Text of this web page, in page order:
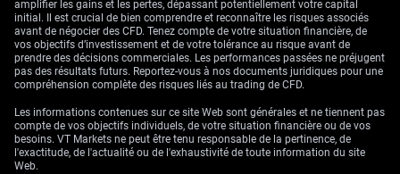
Au vu de ces perspectives, nous nous positionnons en faveur d’une
hausse des taux et d’une volatilité accrue de la roupie. Les contrats de
taux à terme (FRA) intègrent déjà au moins une hausse de 25 points de
base lors de la prochaine réunion de Bank Indonesia. Dans ce contexte,
recourir à des options pour miser sur un raffermissement de la roupie
après une éventuelle annonce de hausse de taux peut constituer une
Le déclencheur de cette situation est clairement lié au niveau élevé des
coûts énergétiques mondiaux, le Brent oscillant entre 85 et 90 dollars le
baril. Cela a directement entraîné la flambée des coûts d’importation et
la dégradation du solde commercial. Nous y voyons un vent contraire
amplifier les gains et les pertes, dépassant potentiellement votre capital
initial. Il est crucial de bien comprendre et reconnaître les risques associés
avant de négocier des CFD. Tenez compte de votre situation financière, de
vos objectifs d’investissement et de votre tolérance au risque avant de
prendre des décisions commerciales. Les performances passées ne préjugent
pas des résultats futurs. Reportez-vous à nos documents juridiques pour une
compréhension complète des risques liés au trading de CFD.
Les informations contenues sur ce site Web sont générales et ne tiennent pas
compte de vos objectifs individuels, de votre situation financière ou de vos
besoins. VT Markets ne peut être tenu responsable de la pertinence, de
l'exactitude, de l'actualité ou de l'exhaustivité de toute information du site
Web.